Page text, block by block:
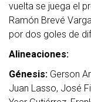
vuelta se juega el
Ramón Brevé
por dos goles de
Alineaciones:
Génesis: Gerson
Juan Lasso, José